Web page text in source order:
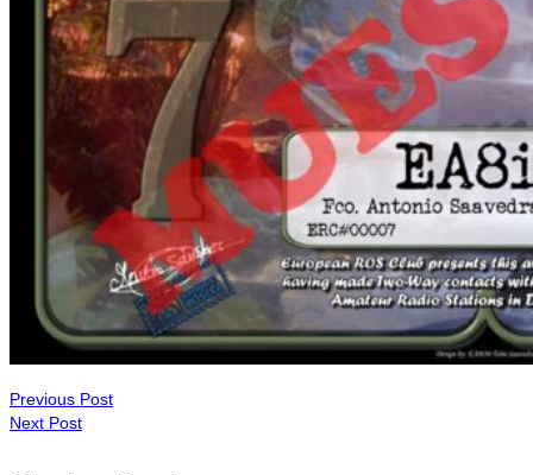
Previous Post
Next Post